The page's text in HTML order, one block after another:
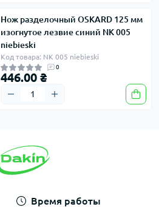
Нож разделочный OSKARD 125 мм
изогнутое лезвие синий NK 005
niebieski
Код товара: NK 005 niebieski
0
446.00 ₴
Время работы